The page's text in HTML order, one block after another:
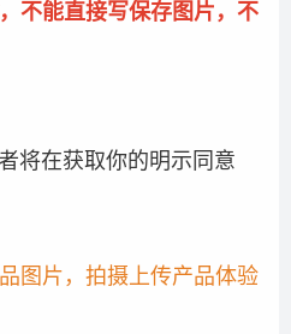
不能直接写保存图片，不
将在获取你的明示同意
图片，拍摄上传产品体验